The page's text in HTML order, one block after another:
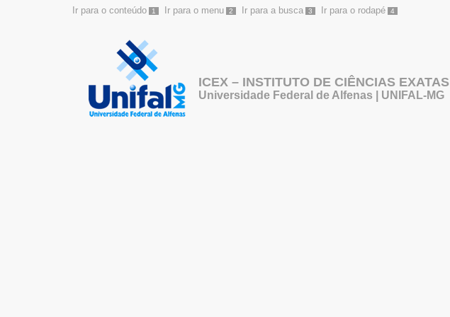
Ir para o conteúdo 1 Ir para o menu 2 Ir para a busca 3 Ir para o rodapé 4
ICEX – INSTITUTO DE CIÊNCIAS EXATAS
Universidade Federal de Alfenas | UNIFAL-MG